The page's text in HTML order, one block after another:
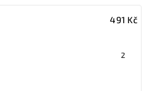
491 Kč
2